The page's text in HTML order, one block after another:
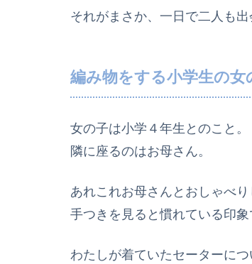
それがまさか、一日で二人も
編み物をする小学生の
女の子は小学４年生とのこと。
隣に座るのはお母さん。
あれこれお母さんとおしゃべり
手つきを見ると慣れている印象
わたしが着ていたセーターに